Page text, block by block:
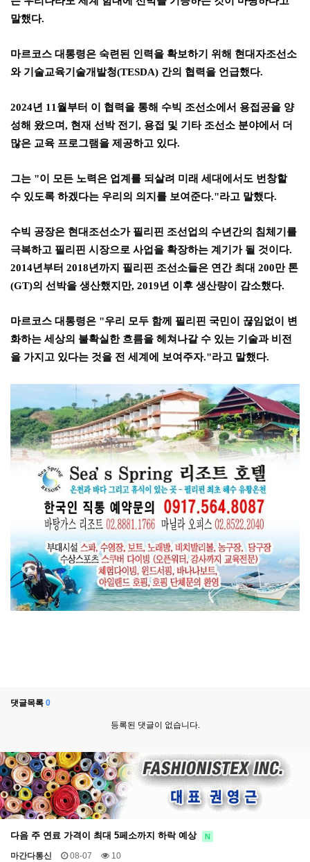
말했다.
마르코스 대통령은 숙련된 인력을 확보하기 위해 현대자조선소
와 기술교육기술개발청(TESDA) 간의 협력을 언급했다.
2024년 11 월부터 이 협력을 통해 수빅 조선소에서 용접공을 양
성해 왔으며, 현재 선박 전기 , 용접 및 기타 조선소 분야에서 더
많은 교육 프로그램을 제공하고 있다.
그는 "이 모든 노력은 업계를 되살려 미래 세대에서도 번창할
수 있도록 하겠다는 우리의 의지를 보여준다."라고 말했다.
수빅 공장은 현대조선소가 필리핀 조선업의 수년간의 침체기를
극복하고 필리핀 시장으로 사업을 확장하는 계기가 될 것이다.
2014년부터 2018년까지 필리핀 조선소들은 연간 최대 200만 톤
(GT)의 선박을 생산했지만, 2019년 이후 생산량이 감소했다.
마르코스 대통령은 "우리 모두 함께 필리핀 국민이 끊임없이 변
화하는 세상의 불확실한 흐름을 헤쳐나갈 수 있는 기술과 비전
을 가지고 있다는 것을 전 세계에 보여주자."라고 말했다.
댓글목록 0
등록된 댓글이 없습니다.
다음 주 연료 가격이 최대 5페소까지 하락 예상 N
마간다통신 08-07 10